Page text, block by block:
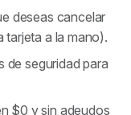
deseas cancelar
tarjeta a la mano).
de seguridad para
$0 y sin adeudos